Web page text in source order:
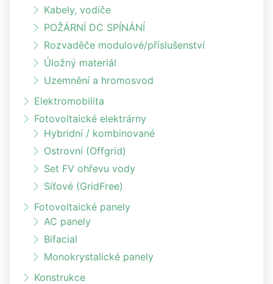
Kabely, vodiče
POŽÁRNÍ DC SPÍNÁNÍ
Rozvaděče modulové/příslušenství
Úložný materiál
Uzemnění a hromosvod
Elektromobilita
Fotovoltaické elektrárny
Hybridní / kombinované
Ostrovní (Offgrid)
Set FV ohřevu vody
Síťové (GridFree)
Fotovoltaické panely
AC panely
Bifacial
Monokrystalické panely
Konstrukce